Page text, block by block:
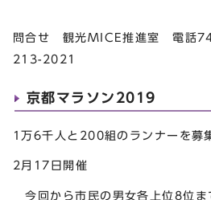
問合せ 観光MICE推進室 電話
213-2021
京都マラソン2019
1万6千人と200組のランナーを募
2月17日開催
今回から市民の男女各上位8位ま